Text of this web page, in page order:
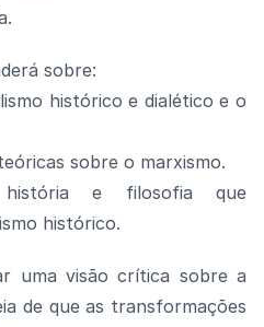
sobre:
histórico e dialético e o
sobre o marxismo.
e filosofia que
histórico.
uma visão crítica sobre a
de que as transformações